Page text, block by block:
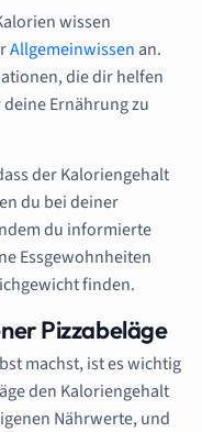
wissen
Allgemeinwissen an.
die dir helfen
Ernährung zu
der Kaloriengehalt
du bei deiner
du informierte
Essgewohnheiten
finden.
Pizzabeläge
machst, ist es wichtig
den Kaloriengehalt
Nährwerte, und